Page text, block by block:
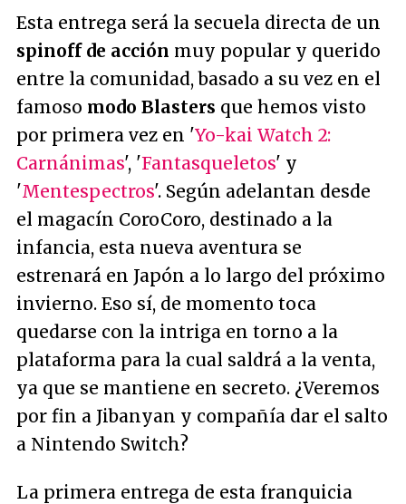
Esta entrega será la secuela directa de un
spinoff de acción muy popular y querido
entre la comunidad, basado a su vez en el
famoso modo Blasters que hemos visto
por primera vez en 'Yo-kai Watch 2:
Carnánimas', 'Fantasqueletos' y
'Mentespectros'. Según adelantan desde
el magacín CoroCoro, destinado a la
infancia, esta nueva aventura se
estrenará en Japón a lo largo del próximo
invierno. Eso sí, de momento toca
quedarse con la intriga en torno a la
plataforma para la cual saldrá a la venta,
ya que se mantiene en secreto. ¿Veremos
por fin a Jibanyan y compañía dar el salto
a Nintendo Switch?
La primera entrega de esta franquicia